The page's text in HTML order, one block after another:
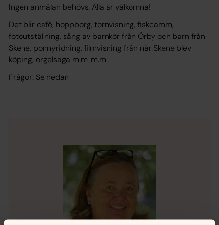
Ingen anmälan behövs. Alla är välkomna!
Det blir café, hoppborg, tornvisning, fiskdamm,
fotoutställning, sång av barnkör från Örby och barn från
Skene, ponnyridning, filmvisning från när Skene blev
köping, orgelsaga m.m. m.m.
Frågor: Se nedan